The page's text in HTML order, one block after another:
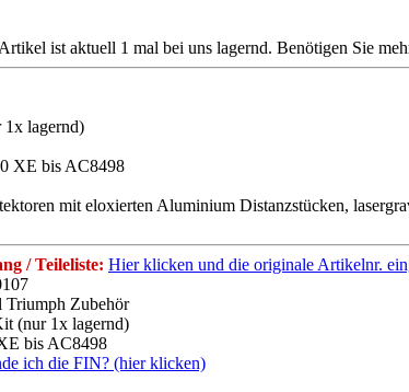
ist aktuell 1 mal bei uns lagernd. Benötigen Sie
lagernd)
XE bis AC8498
mit eloxierten Aluminium Distanzstücken,
/ Teileliste: Hier klicken und die originale Artikelnr.
Zubehör
(nur 1x lagernd)
bis AC8498
ich die FIN? (hier klicken)